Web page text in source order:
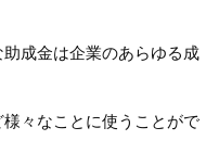
成金は企業のあらゆる成
々なことに使うことがで